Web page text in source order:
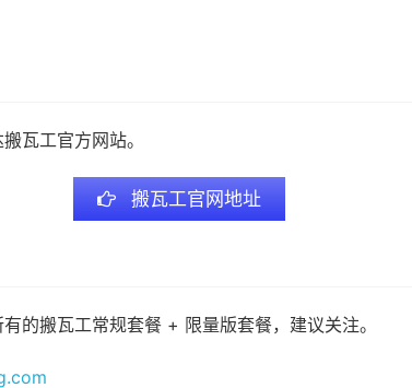
瓦工官方网站。
搬瓦工官网地址
的搬瓦工常规套餐 + 限量版套餐，建议关注。